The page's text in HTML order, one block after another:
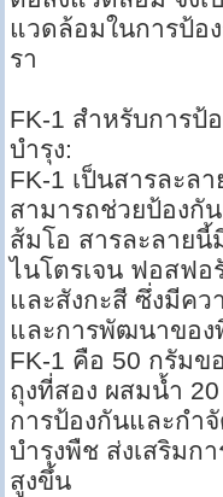
แวดล้อมในการป้อ
รา
FK-1 สำหรับการป้
บำรุง:
FK-1 เป็นสารละล
สามารถช่วยป้องกั
ส้มโอ สารละลายนี้
ไนโตรเจน ฟอสฟอ
และสังกะสี ซึ่งมีค
และการพัฒนาของ
FK-1 คือ 50 กรัมข
ถุงที่สอง ผสมน้ำ
การป้องกันและกำ
บำรุงพืช ส่งเสริมก
สูงขึ้น